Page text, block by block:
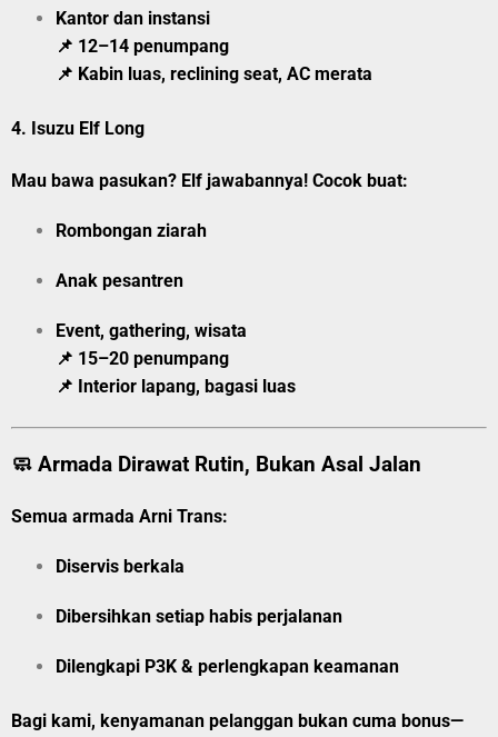
Kantor dan instansi
📌 12–14 penumpang
📌 Kabin luas, reclining seat, AC merata
4. Isuzu Elf Long
Mau bawa pasukan? Elf jawabannya! Cocok buat:
Rombongan ziarah
Anak pesantren
Event, gathering, wisata
📌 15–20 penumpang
📌 Interior lapang, bagasi luas
🧼 Armada Dirawat Rutin, Bukan Asal Jalan
Semua armada Arni Trans:
Diservis berkala
Dibersihkan setiap habis perjalanan
Dilengkapi P3K & perlengkapan keamanan
Bagi kami, kenyamanan pelanggan bukan cuma bonus—